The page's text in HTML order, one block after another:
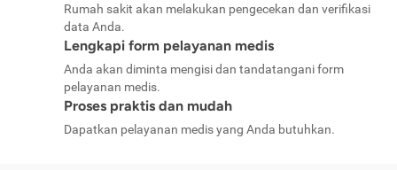
Rumah sakit akan melakukan pengecekan dan verifikasi
data Anda.
Lengkapi form pelayanan medis
Anda akan diminta mengisi dan tandatangani form
pelayanan medis.
Proses praktis dan mudah
Dapatkan pelayanan medis yang Anda butuhkan.